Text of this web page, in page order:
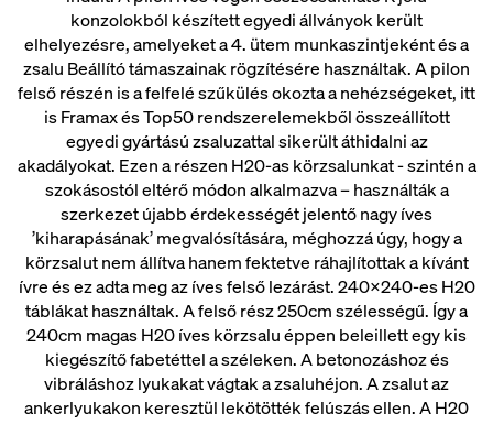
konzolokból készített egyedi állványok került
elhelyezésre, amelyeket a 4. ütem munkaszintjeként és a
zsalu Beállító támaszainak rögzítésére használtak. A pilon
felső részén is a felfelé szűkülés okozta a nehézségeket, itt
is Framax és Top50 rendszerelemekből összeállított
egyedi gyártású zsaluzattal sikerült áthidalni az
akadályokat. Ezen a részen H20-as körzsalunkat - szintén a
szokásostól eltérő módon alkalmazva – használták a
szerkezet újabb érdekességét jelentő nagy íves
’kiharapásának’ megvalósítására, méghozzá úgy, hogy a
körzsalut nem állítva hanem fektetve ráhajlítottak a kívánt
ívre és ez adta meg az íves felső lezárást. 240x240-es H20
táblákat használtak. A felső rész 250cm szélességű. Így a
240cm magas H20 íves körzsalu éppen beleillett egy kis
kiegészítő fabetéttel a széleken. A betonozáshoz és
vibráláshoz lyukakat vágtak a zsaluhéjon. A zsalut az
ankerlyukakon keresztül lekötötték felúszás ellen. A H20